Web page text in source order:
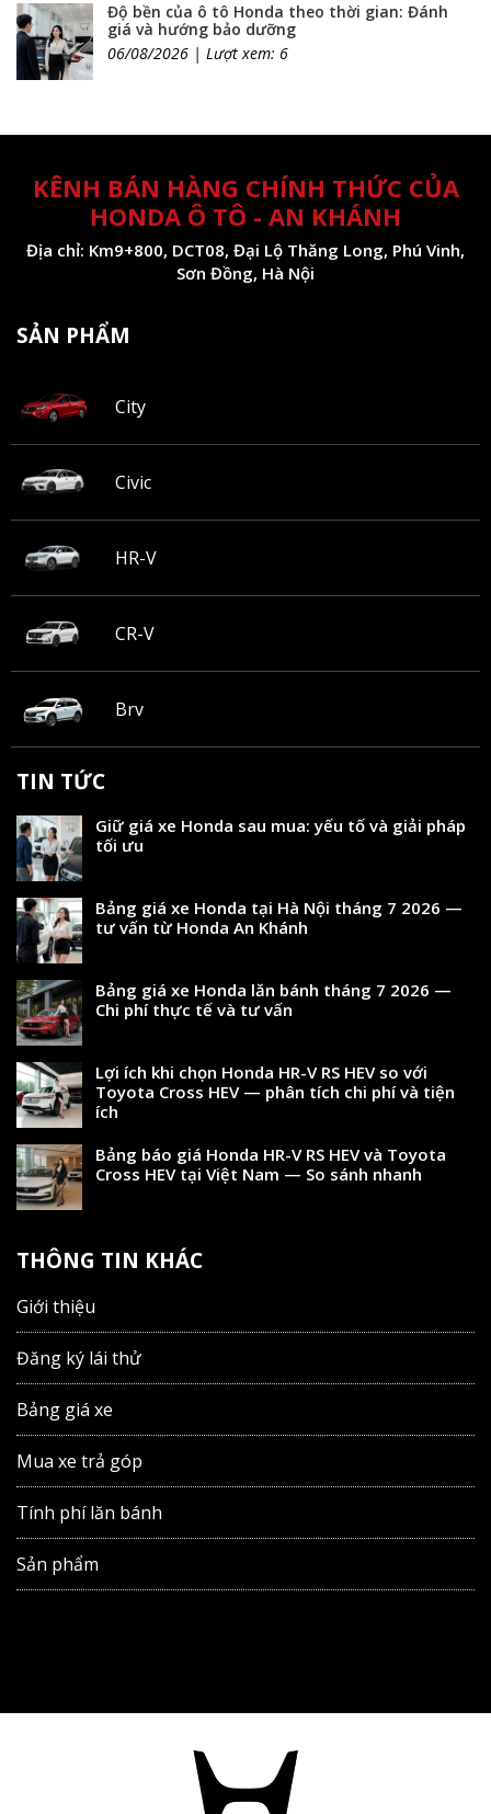
Độ bền của ô tô Honda theo thời gian: Đánh
giá và hướng bảo dưỡng
06/08/2026 | Lượt xem: 6
KÊNH BÁN HÀNG CHÍNH THỨC CỦA
HONDA Ô TÔ - AN KHÁNH
Địa chỉ: Km9+800, DCT08, Đại Lộ Thăng Long, Phú Vinh,
Sơn Đồng, Hà Nội
SẢN PHẨM
City
Civic
HR-V
CR-V
Brv
TIN TỨC
Giữ giá xe Honda sau mua: yếu tố và giải pháp
tối ưu
Bảng giá xe Honda tại Hà Nội tháng 7 2026 —
tư vấn từ Honda An Khánh
Bảng giá xe Honda lăn bánh tháng 7 2026 —
Chi phí thực tế và tư vấn
Lợi ích khi chọn Honda HR-V RS HEV so với
Toyota Cross HEV — phân tích chi phí và tiện
ích
Bảng báo giá Honda HR-V RS HEV và Toyota
Cross HEV tại Việt Nam — So sánh nhanh
THÔNG TIN KHÁC
Giới thiệu
Đăng ký lái thử
Bảng giá xe
Mua xe trả góp
Tính phí lăn bánh
Sản phẩm